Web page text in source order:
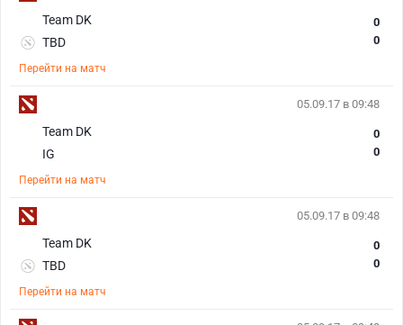
Team DK
TBD
0
0
Перейти на матч
05.09.17 в 09:48
Team DK
IG
0
0
Перейти на матч
05.09.17 в 09:48
Team DK
TBD
0
0
Перейти на матч